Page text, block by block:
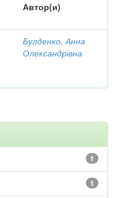
Автор(и)
Булденко, Анна
Олександрівна
1
1